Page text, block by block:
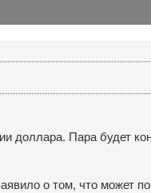
Пара будет
о том, что может